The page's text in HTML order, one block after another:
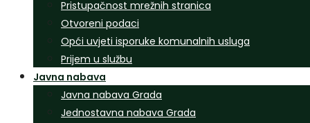
Pristupačnost mrežnih stranica
Otvoreni podaci
Opći uvjeti isporuke komunalnih usluga
Prijem u službu
Javna nabava
Javna nabava Grada
Jednostavna nabava Grada